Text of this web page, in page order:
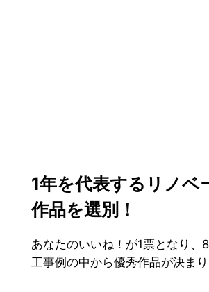
1年を代表するリノベ
作品を選別！
あなたのいいね！が1票となり、
工事例の中から優秀作品が決まり